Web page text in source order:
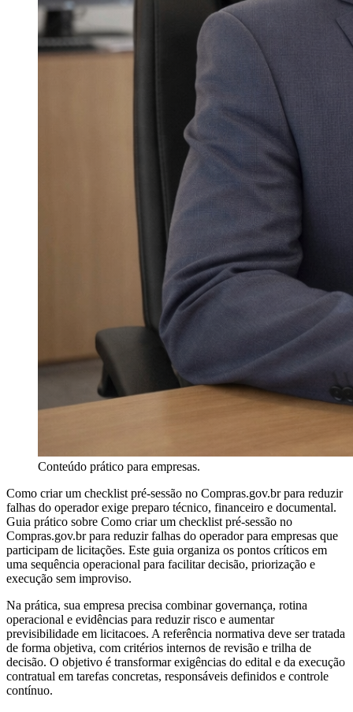
Conteúdo prático para empresas.
Como criar um checklist pré-sessão no Compras.gov.br para reduzir
falhas do operador exige preparo técnico, financeiro e documental.
Guia prático sobre Como criar um checklist pré-sessão no
Compras.gov.br para reduzir falhas do operador para empresas que
participam de licitações. Este guia organiza os pontos críticos em
uma sequência operacional para facilitar decisão, priorização e
execução sem improviso.
Na prática, sua empresa precisa combinar governança, rotina
operacional e evidências para reduzir risco e aumentar
previsibilidade em licitacoes. A referência normativa deve ser tratada
de forma objetiva, com critérios internos de revisão e trilha de
decisão. O objetivo é transformar exigências do edital e da execução
contratual em tarefas concretas, responsáveis definidos e controle
contínuo.